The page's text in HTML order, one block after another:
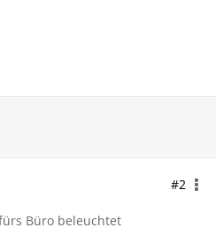
#2
Büro beleuchtet